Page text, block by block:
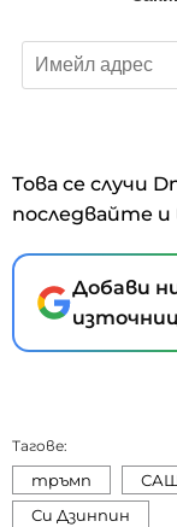
Това се случи
последвайте и
Добави
Тагове:
тръмп
Си Дзинпин